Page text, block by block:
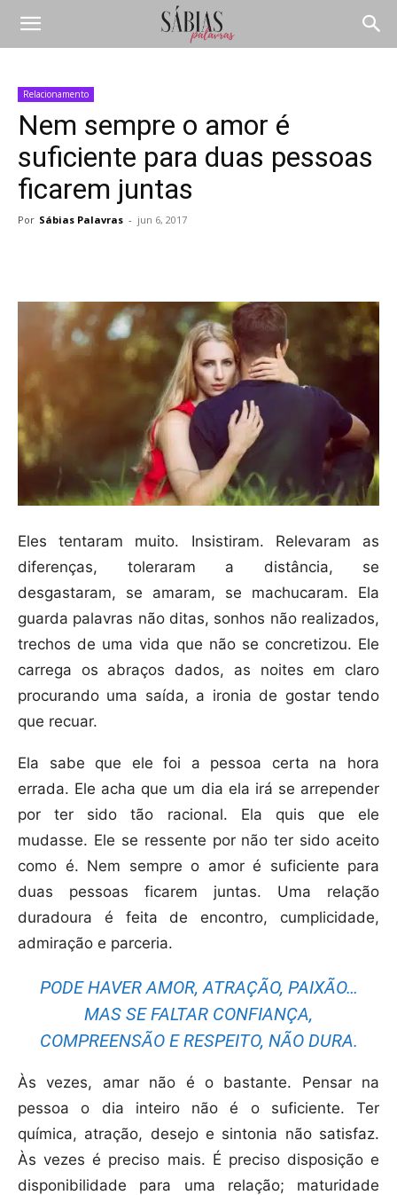
Relacionamento
Nem sempre o amor é
suficiente para duas pessoas
ficarem juntas
Por Sábias Palavras - jun 6, 2017
Eles tentaram muito. Insistiram. Relevaram as
diferenças, toleraram a distância, se
desgastaram, se amaram, se machucaram. Ela
guarda palavras não ditas, sonhos não realizados,
trechos de uma vida que não se concretizou. Ele
carrega os abraços dados, as noites em claro
procurando uma saída, a ironia de gostar tendo
que recuar.
Ela sabe que ele foi a pessoa certa na hora
errada. Ele acha que um dia ela irá se arrepender
por ter sido tão racional. Ela quis que ele
mudasse. Ele se ressente por não ter sido aceito
como é. Nem sempre o amor é suficiente para
duas pessoas ficarem juntas. Uma relação
duradoura é feita de encontro, cumplicidade,
admiração e parceria.
PODE HAVER AMOR, ATRAÇÃO, PAIXÃO…
MAS SE FALTAR CONFIANÇA,
COMPREENSÃO E RESPEITO, NÃO DURA.
Às vezes, amar não é o bastante. Pensar na
pessoa o dia inteiro não é o suficiente. Ter
química, atração, desejo e sintonia não satisfaz.
Às vezes é preciso mais. É preciso disposição e
disponibilidade para uma relação; maturidade